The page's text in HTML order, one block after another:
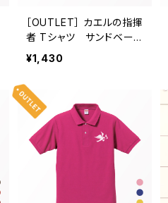
［OUTLET］ カエルの指揮
者 Tシャツ サンドベー
ジュ ライトベージュ ホワ
イト 150cm, 160cm, G
XXXL
¥1,430